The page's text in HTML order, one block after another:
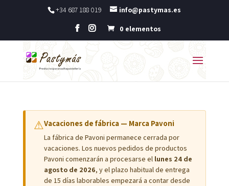
+34 687 188 019 info@pastymas.es
0 elementos
⚠Vacaciones de fábrica — Marca Pavoni
La fábrica de Pavoni permanece cerrada por
vacaciones. Los nuevos pedidos de productos
Pavoni comenzarán a procesarse el lunes 24 de
agosto de 2026, y el plazo habitual de entrega
de 15 días laborables empezará a contar desde